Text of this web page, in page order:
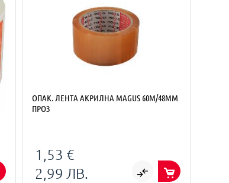
ОПАК. ЛЕНТА АКРИЛНА MAGUS 60М/48ММ
ПРОЗ
1,53 €
2,99 ЛВ.